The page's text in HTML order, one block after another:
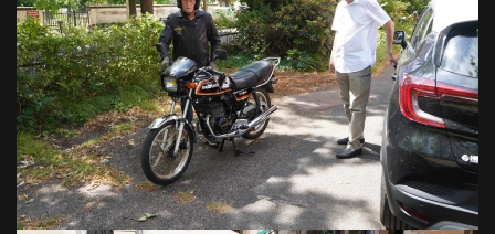
VOIR EN GRAND